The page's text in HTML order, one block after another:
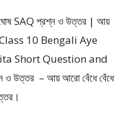
ঘোষ SAQ প্রশ্ন ও উত্তর | আয়
Class 10 Bengali Aye
Short Question and
উত্তর – আয় আরো বেঁধে বেঁধে